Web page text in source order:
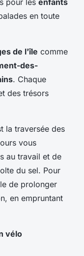
en toute
de l'île comme
des-
. Chaque
des trésors
la traversée des
vous
au travail et de
du sel. Pour
de prolonger
en empruntant
vélo